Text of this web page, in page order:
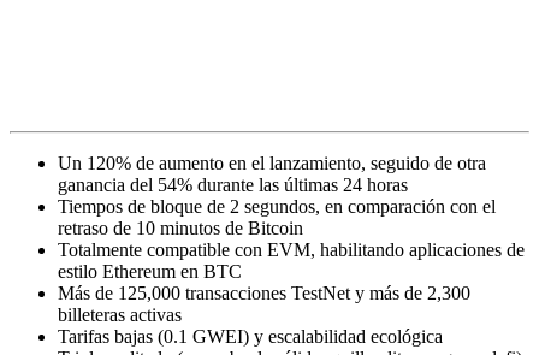
Un 120% de aumento en el lanzamiento, seguido de otra
ganancia del 54% durante las últimas 24 horas
Tiempos de bloque de 2 segundos, en comparación con el
retraso de 10 minutos de Bitcoin
Totalmente compatible con EVM, habilitando aplicaciones de
estilo Ethereum en BTC
Más de 125,000 transacciones TestNet y más de 2,300
billeteras activas
Tarifas bajas (0.1 GWEI) y escalabilidad ecológica